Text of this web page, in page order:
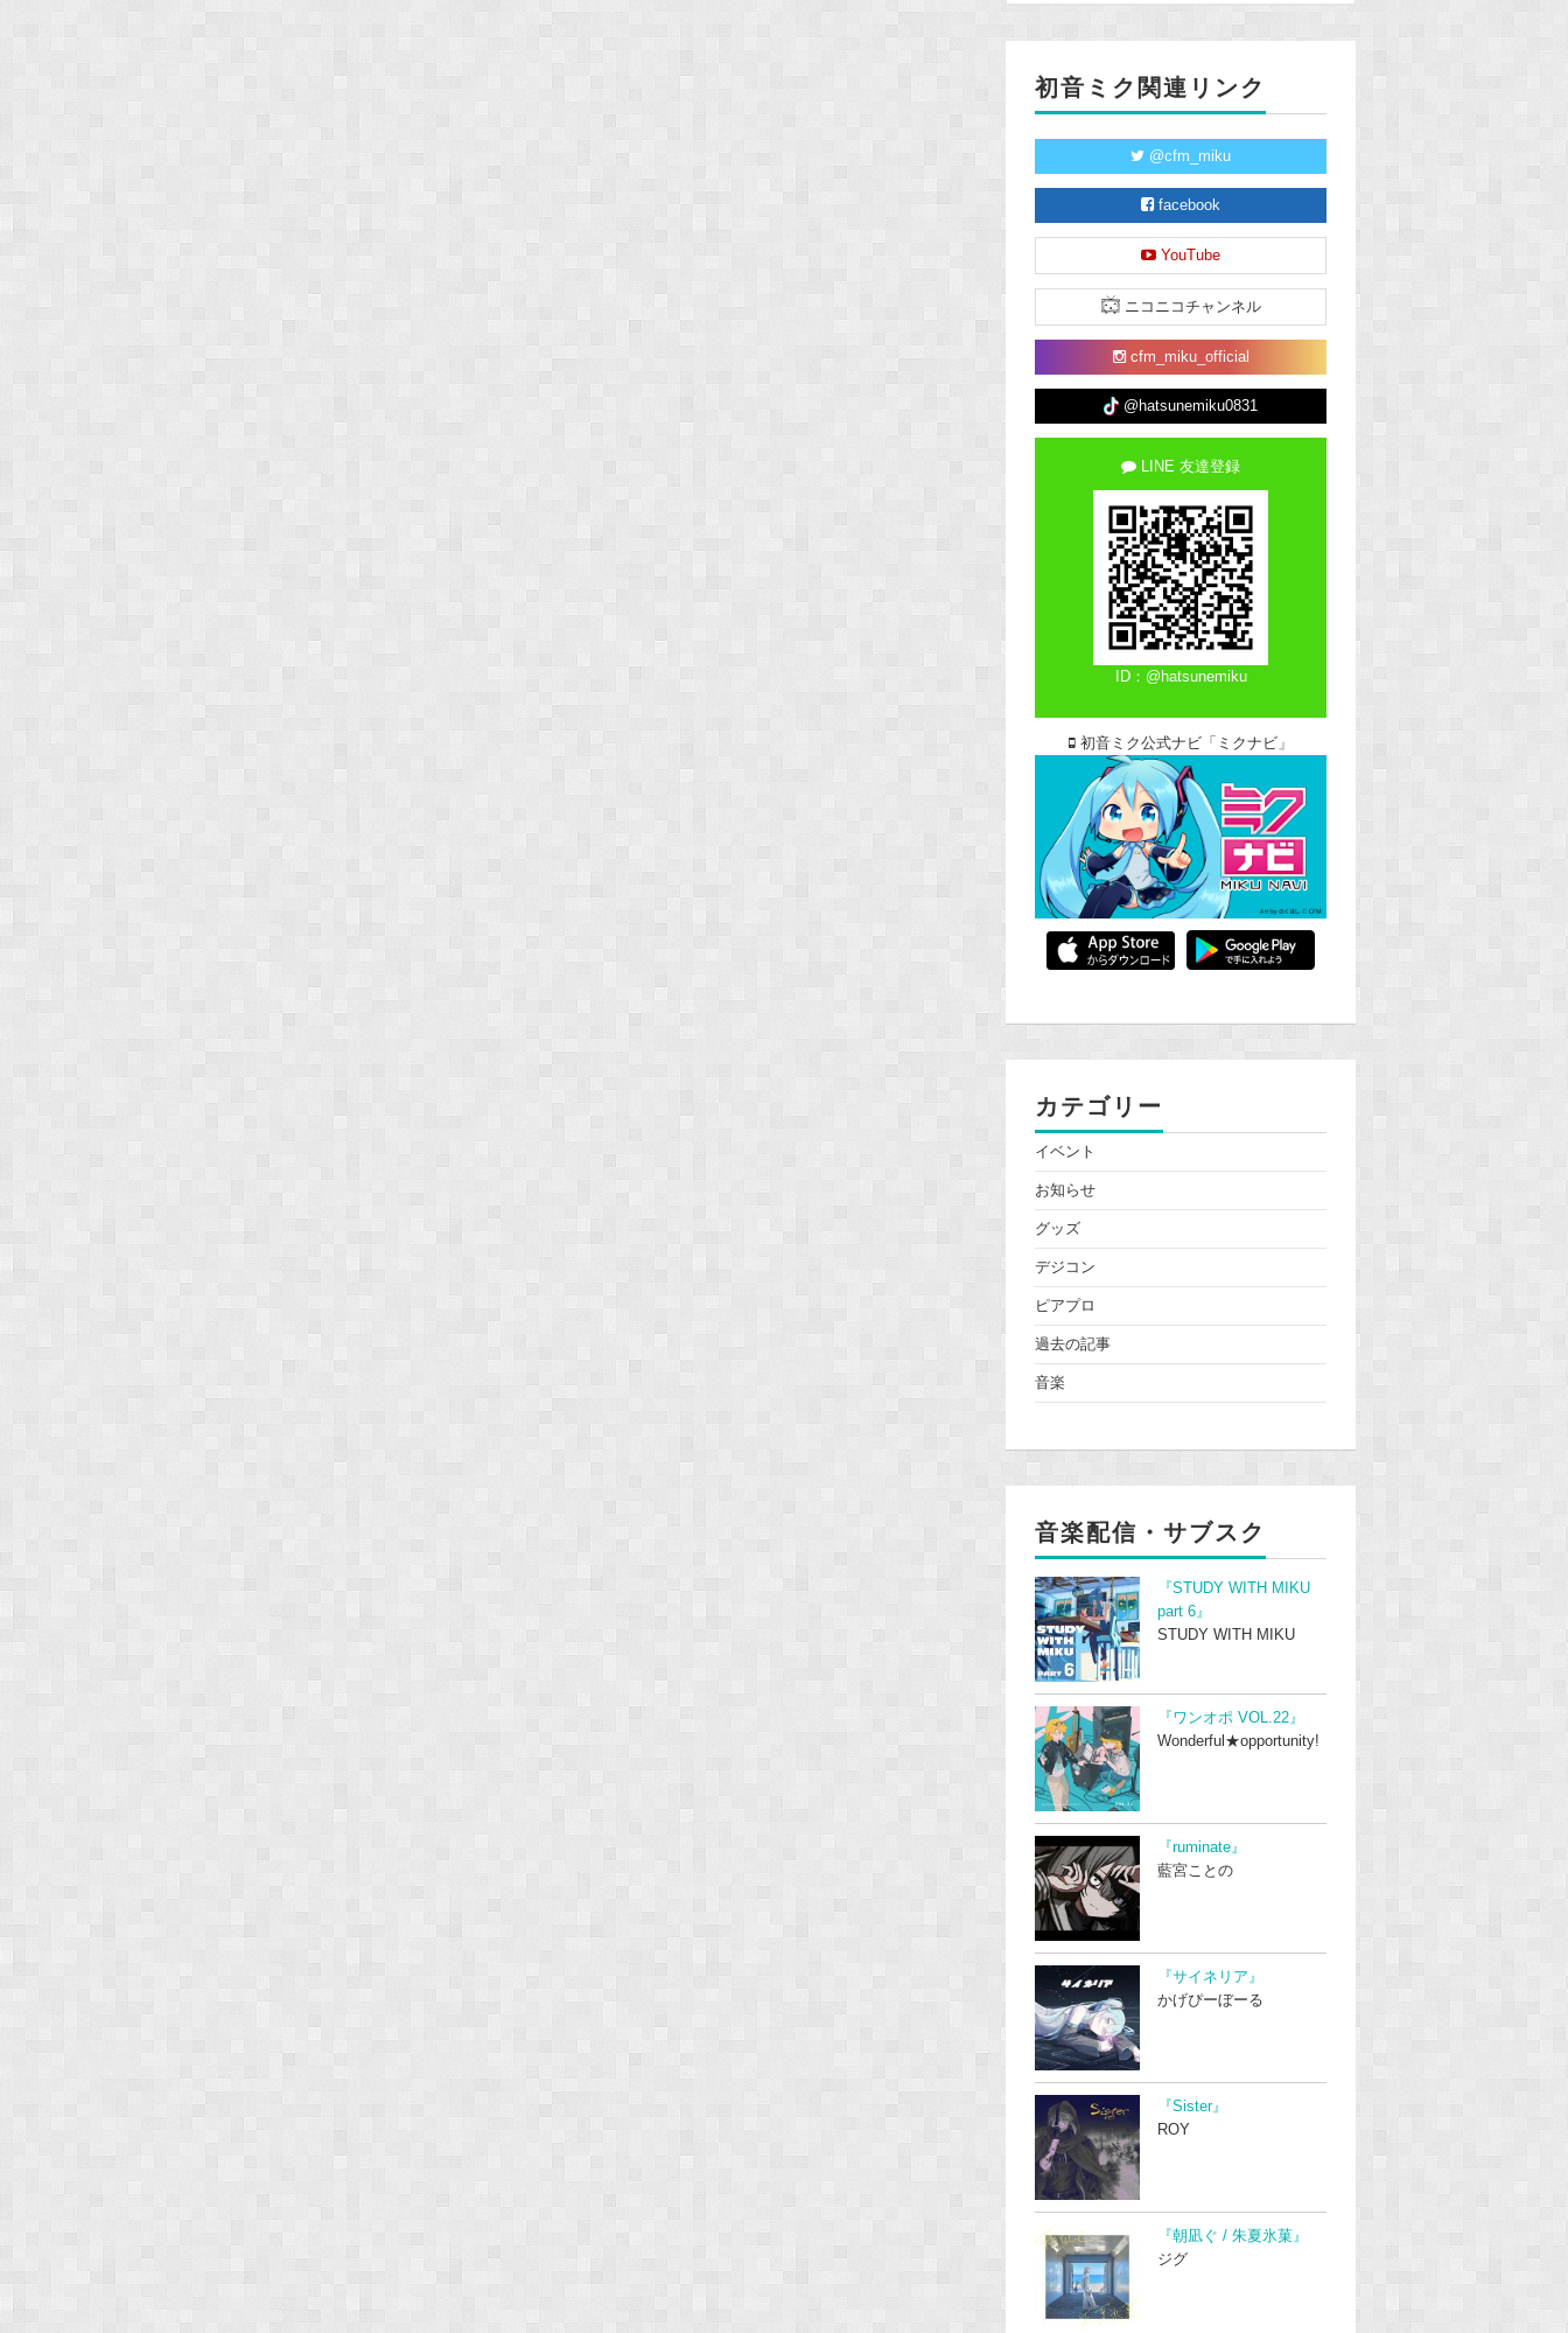
初音ミク関連リンク
@cfm_miku
facebook
YouTube
ニコニコチャンネル
cfm_miku_official
@hatsunemiku0831
LINE 友達登録
ID：@hatsunemiku
初音ミク公式ナビ「ミクナビ」
カテゴリー
イベント
お知らせ
グッズ
デジコン
ピアプロ
過去の記事
音楽
音楽配信・サブスク
『STUDY WITH MIKU
part 6』
STUDY WITH MIKU
『ワンオポ VOL.22』
Wonderful★opportunity!
『ruminate』
藍宮ことの
『サイネリア』
かげぴーぼーる
『Sister』
ROY
『朝凪ぐ / 朱夏氷菓』
ジグ